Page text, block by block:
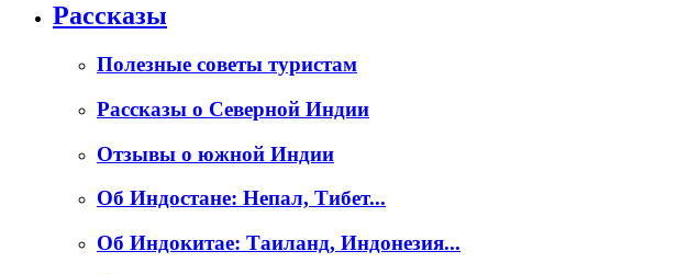
Рассказы
Полезные советы туристам
Рассказы о Северной Индии
Отзывы о южной Индии
Об Индостане: Непал, Тибет...
Об Индокитае: Таиланд, Индонезия...